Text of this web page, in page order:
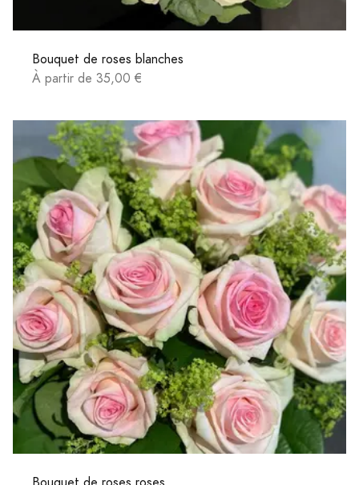
Bouquet de roses blanches
À partir de 35,00 €